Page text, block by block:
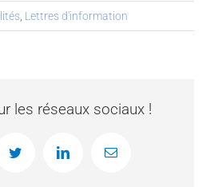
, Lettres d'information
les réseaux sociaux !
Twitter LinkedInEmail